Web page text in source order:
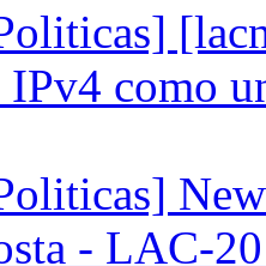
IPv4 como
- LAC-